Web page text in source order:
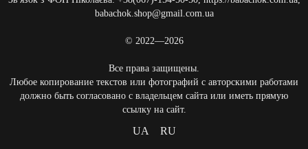
babachok.shop@gmail.com.ua
© 2022—2026
Все права защищены.
Любое копирование текстов или фотографий с авторскими работами
должно быть согласовано с владельцем сайта или иметь прямую
ссылку на сайт.
UA RU